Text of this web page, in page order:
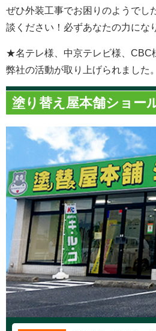
ぜひ外装工事でお困りのようでし
談ください！必ずあなたの力にな
★名テレ様、中京テレビ様、CBC
弊社の活動が取り上げられました。
塗り替え屋本舗ショー